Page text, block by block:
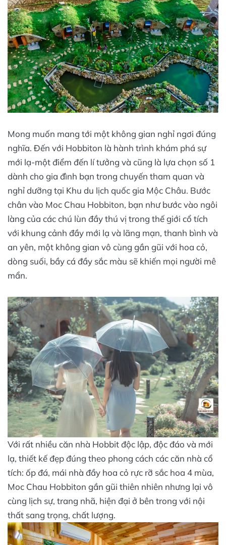
Mong muốn mang tới một không gian nghỉ ngơi đúng
nghĩa. Đến với Hobbiton là hành trình khám phá sự
mới lạ-một điểm đến lí tưởng và cũng là lựa chọn số 1
dành cho gia đình bạn trong chuyến tham quan và
nghỉ dưỡng tại Khu du lịch quốc gia Mộc Châu. Bước
chân vào Moc Chau Hobbiton, bạn như bước vào ngôi
làng của các chú lùn đầy thú vị trong thế giới cổ tích
với khung cảnh đầy mới lạ và lãng mạn, thanh bình và
an yên, một không gian vô cùng gần gũi với hoa cỏ,
dòng suối, bầy cá đầy sắc màu sẽ khiến mọi người mê
mẩn.
Với rất nhiều căn nhà Hobbit độc lập, độc đáo và mới
lạ, thiết kế đẹp đúng theo phong cách các căn nhà cổ
tích: ốp đá, mái nhà đầy hoa cỏ rực rỡ sắc hoa 4 mùa,
Moc Chau Hobbiton gần gũi thiên nhiên nhưng lại vô
cùng lịch sự, trang nhã, hiện đại ở bên trong với nội
thất sang trọng, chất lượng.